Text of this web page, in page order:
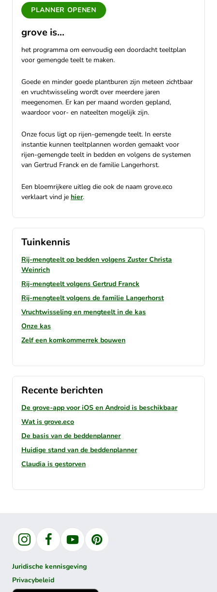
PLANNER OPENEN
grove is...
het programma om eenvoudig een doordacht teeltplan
voor gemengde teelt te maken.
Goede en minder goede plantburen zijn meteen zichtbaar
en vruchtwisseling wordt over meerdere jaren
meegenomen. Er kan per maand worden gepland,
waardoor voor- en nateelten mogelijk zijn.
Onze focus ligt op rijen-gemengde teelt. In eerste
instantie kunnen teeltplannen worden gemaakt voor
rijen-gemengde teelt in bedden en volgens de systemen
van Gertrud Franck en de familie Langerhorst.
Een bloemrijkere uitleg die ook de naam grove.eco
verklaart vind je hier.
Tuinkennis
Rij-mengteelt op bedden volgens Zuster Christa
Weinrich
Rij-mengteelt volgens Gertrud Franck
Rij-mengteelt volgens de familie Langerhorst
Vruchtwisseling en mengteelt in de kas
Onze kas
Zelf een komkommerrek bouwen
Recente berichten
De grove-app voor iOS en Android is beschikbaar
Wat is grove.eco
De basis van de beddenplanner
Huidige stand van de beddenplanner
Claudia is gestorven
InstagramFacebookYouTubePinterest
Juridische kennisgeving
Privacybeleid